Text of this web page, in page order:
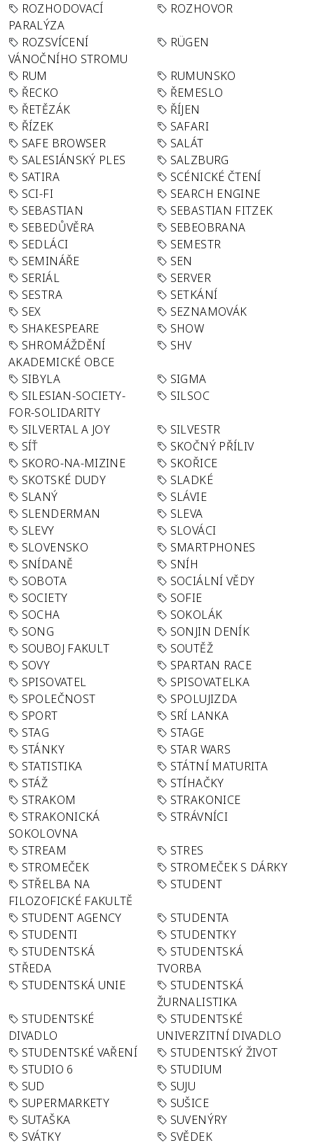
ROZHODOVACÍ
PARALÝZA
ROZHOVOR
ROZSVÍCENÍ
VÁNOČNÍHO STROMU
RÜGEN
RUM
RUMUNSKO
ŘECKO
ŘEMESLO
ŘETĚZÁK
ŘÍJEN
ŘÍZEK
SAFARI
SAFE BROWSER
SALÁT
SALESIÁNSKÝ PLES
SALZBURG
SATIRA
SCÉNICKÉ ČTENÍ
SCI-FI
SEARCH ENGINE
SEBASTIAN
SEBASTIAN FITZEK
SEBEDŮVĚRA
SEBEOBRANA
SEDLÁCI
SEMESTR
SEMINÁŘE
SEN
SERIÁL
SERVER
SESTRA
SETKÁNÍ
SEX
SEZNAMOVÁK
SHAKESPEARE
SHOW
SHROMÁŽDĚNÍ
AKADEMICKÉ OBCE
SHV
SIBYLA
SIGMA
SILESIAN-SOCIETY-
FOR-SOLIDARITY
SILSOC
SILVERTAL A JOY
SILVESTR
SÍŤ
SKOČNÝ PŘÍLIV
SKORO-NA-MIZINE
SKOŘICE
SKOTSKÉ DUDY
SLADKÉ
SLANÝ
SLÁVIE
SLENDERMAN
SLEVA
SLEVY
SLOVÁCI
SLOVENSKO
SMARTPHONES
SNÍDANĚ
SNÍH
SOBOTA
SOCIÁLNÍ VĚDY
SOCIETY
SOFIE
SOCHA
SOKOLÁK
SONG
SONJIN DENÍK
SOUBOJ FAKULT
SOUTĚŽ
SOVY
SPARTAN RACE
SPISOVATEL
SPISOVATELKA
SPOLEČNOST
SPOLUJIZDA
SPORT
SRÍ LANKA
STAG
STAGE
STÁNKY
STAR WARS
STATISTIKA
STÁTNÍ MATURITA
STÁŽ
STÍHAČKY
STRAKOM
STRAKONICE
STRAKONICKÁ
SOKOLOVNA
STRÁVNÍCI
STREAM
STRES
STROMEČEK
STROMEČEK S DÁRKY
STŘELBA NA
FILOZOFICKÉ FAKULTĚ
STUDENT
STUDENT AGENCY
STUDENTA
STUDENTI
STUDENTKY
STUDENTSKÁ
STŘEDA
STUDENTSKÁ
TVORBA
STUDENTSKÁ UNIE
STUDENTSKÁ
ŽURNALISTIKA
STUDENTSKÉ
DIVADLO
STUDENTSKÉ
UNIVERZITNÍ DIVADLO
STUDENTSKÉ VAŘENÍ
STUDENTSKÝ ŽIVOT
STUDIO 6
STUDIUM
SUD
SUJU
SUPERMARKETY
SUŠICE
SUTAŠKA
SUVENÝRY
SVÁTKY
SVĚDEK